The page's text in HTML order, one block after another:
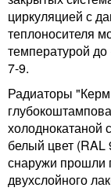
циркуляцией с
теплоносителя
температурой
7-9.
Радиаторы
белый цвет (RAL
снаружи прошли
двухслойного